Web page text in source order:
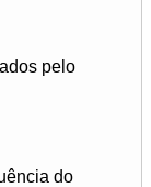
pelo
do